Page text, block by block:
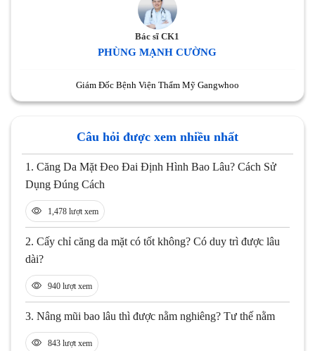
Bác sĩ CK1
PHÙNG MẠNH CƯỜNG
Giám Đốc Bệnh Viện Thẩm Mỹ Gangwhoo
Câu hỏi được xem nhiều nhất
1. Căng Da Mặt Đeo Đai Định Hình Bao Lâu? Cách Sử
Dụng Đúng Cách
1,478 lượt xem
2. Cấy chỉ căng da mặt có tốt không? Có duy trì được lâu
dài?
940 lượt xem
3. Nâng mũi bao lâu thì được nằm nghiêng? Tư thế nằm
843 lượt xem